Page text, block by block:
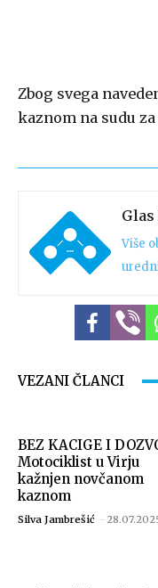
Zbog svega
kaznom na sudu
Više
VEZANI ČLANCI
BEZ KACIGE I
Motociklist u Virju
kažnjen novčanom
kaznom
Silva Jambrešić -